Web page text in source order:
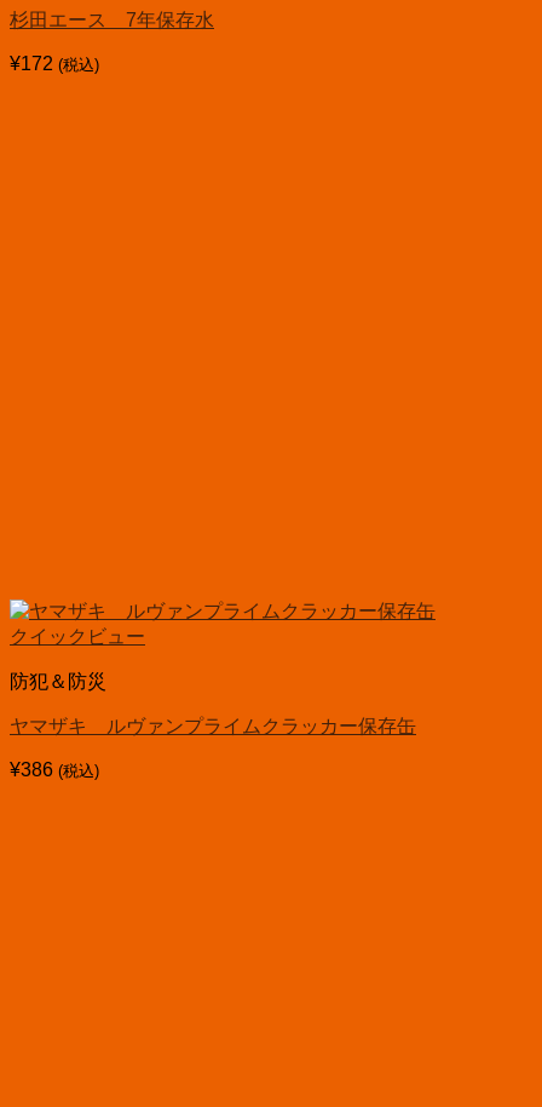
杉田エース 7年保存水
¥172 (税込)
クイックビュー
防犯＆防災
ヤマザキ ルヴァンプライムクラッカー保存缶
¥386 (税込)